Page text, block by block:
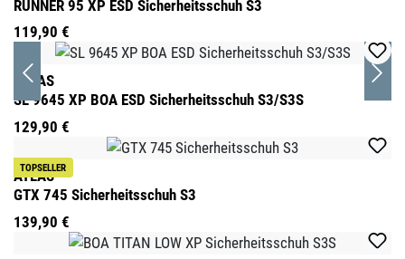
RUNNER 95 XP ESD Sicherheitsschuh S3
119,90 €
ATLAS
SL 9645 XP BOA ESD Sicherheitsschuh S3/S3S
129,90 €
TOPSELLER
ATLAS
GTX 745 Sicherheitsschuh S3
139,90 €